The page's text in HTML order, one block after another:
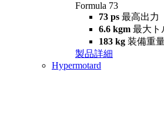
Formula 73
73 ps 最高出力
6.6 kgm 最大ト
183 kg 装備重
製品詳細
Hypermotard